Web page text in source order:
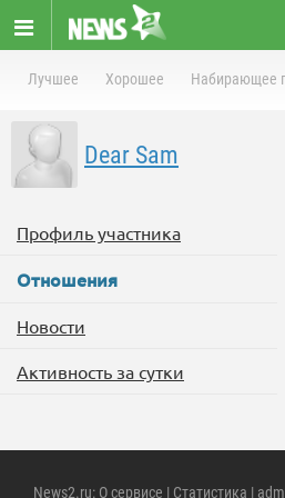
Лучшее Хорошее Набирающее
Dear Sam
Профиль участника
Отношения
Новости
Активность за сутки
News2.ru: О сервисе | Статистика |